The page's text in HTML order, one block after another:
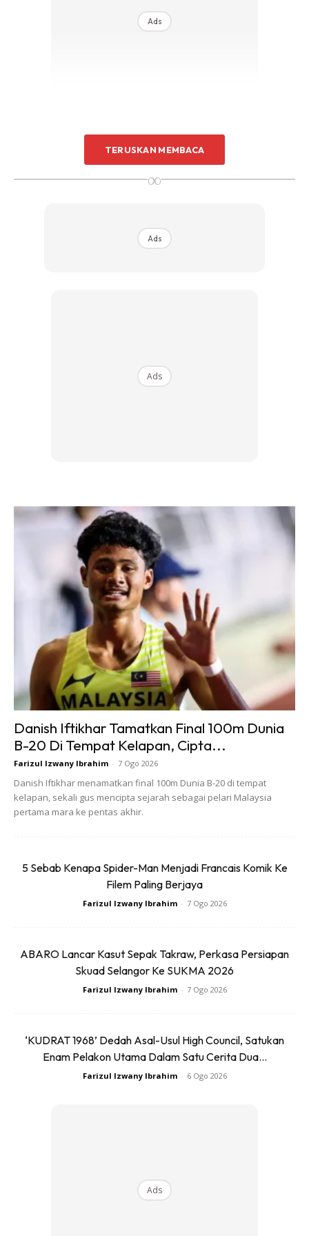
Ads
2. BELAJAR TERIMA KENYATAAN
sudah terjadi dan masing-masing sudah mempunyai haluan
Ads
3. BUANG SEGALA PERKARA TENTANG
DIA
Perkara ini memang perit untuk dilakukan tetapi inilah cara
terbaik untuk melupakan orang yang kita sayang. Buanglah
segala perkara tentang dia. Buang nombor telefonnya,
Jika sayang untuk membuat hadiah pemberiannya,
simpanlah di dalam satu kotak dan sorokkannya di tempat
TERUSKAN MEMBACA
∞
Ads
Ads
Danish Iftikhar Tamatkan Final 100m Dunia
B-20 Di Tempat Kelapan, Cipta...
Farizul Izwany Ibrahim - 7 Ogo 2026
Danish Iftikhar menamatkan final 100m Dunia B-20 di tempat
kelapan, sekali gus mencipta sejarah sebagai pelari Malaysia
pertama mara ke pentas akhir.
5 Sebab Kenapa Spider-Man Menjadi Francais Komik Ke
Filem Paling Berjaya
Farizul Izwany Ibrahim - 7 Ogo 2026
ABARO Lancar Kasut Sepak Takraw, Perkasa Persiapan
Skuad Selangor Ke SUKMA 2026
Farizul Izwany Ibrahim - 7 Ogo 2026
‘KUDRAT 1968’ Dedah Asal-Usul High Council, Satukan
Enam Pelakon Utama Dalam Satu Cerita Dua...
Farizul Izwany Ibrahim - 6 Ogo 2026
Ads